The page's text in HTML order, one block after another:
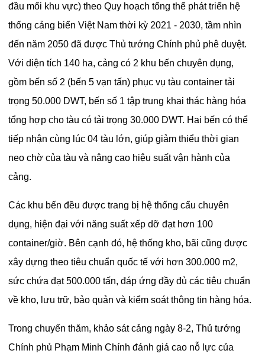
đầu mối khu vực) theo Quy hoạch tổng thể phát triển hệ
thống cảng biển Việt Nam thời kỳ 2021 - 2030, tầm nhìn
đến năm 2050 đã được Thủ tướng Chính phủ phê duyệt.
Với diện tích 140 ha, cảng có 2 khu bến chuyên dụng,
gồm bến số 2 (bến 5 vạn tấn) phục vụ tàu container tải
trọng 50.000 DWT, bến số 1 tập trung khai thác hàng hóa
tổng hợp cho tàu có tải trọng 30.000 DWT. Hai bến có thể
tiếp nhận cùng lúc 04 tàu lớn, giúp giảm thiểu thời gian
neo chờ của tàu và nâng cao hiệu suất vận hành của
cảng.
Các khu bến đều được trang bị hệ thống cẩu chuyên
dụng, hiện đại với năng suất xếp dỡ đạt hơn 100
container/giờ. Bên cạnh đó, hệ thống kho, bãi cũng được
xây dựng theo tiêu chuẩn quốc tế với hơn 300.000 m2,
sức chứa đạt 500.000 tấn, đáp ứng đầy đủ các tiêu chuẩn
về kho, lưu trữ, bảo quản và kiểm soát thông tin hàng hóa.
Trong chuyến thăm, khảo sát cảng ngày 8-2, Thủ tướng
Chính phủ Phạm Minh Chính đánh giá cao nỗ lực của